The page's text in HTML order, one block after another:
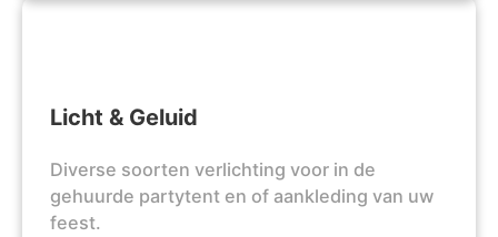
Licht & Geluid
Diverse soorten verlichting voor in de
gehuurde partytent en of aankleding van uw
feest.